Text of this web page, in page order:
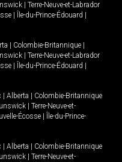
Terre-Neuve-et-Labrador
Île-du-Prince-Édouard
Colombie-Britannique
Terre-Neuve-et-Labrador
Île-du-Prince-Édouard
Alberta
Colombie-Britannique
Terre-Neuve-et-
Écosse
Île-du-Prince-
Alberta
Colombie-Britannique
Terre-Neuve-et-